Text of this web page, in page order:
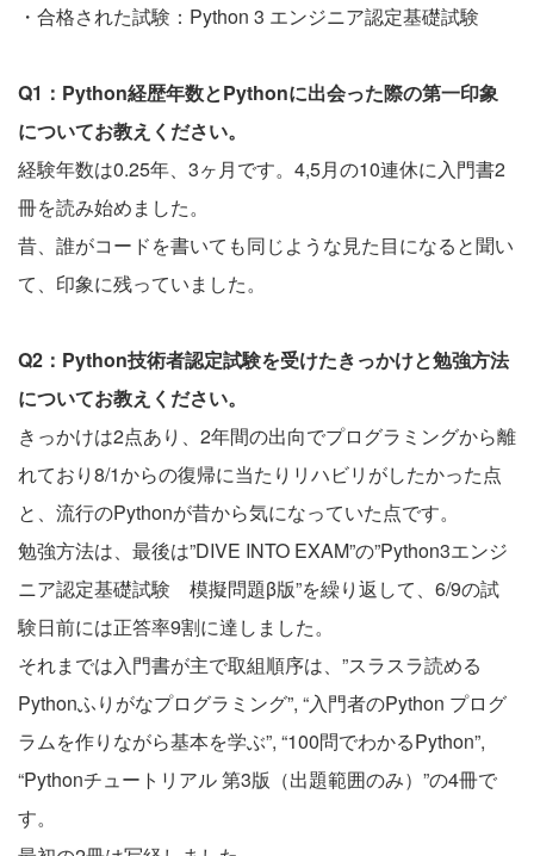
・合格された試験：Python 3 エンジニア認定基礎試験
Q1：Python経歴年数とPythonに出会った際の第一印象
についてお教えください。
経験年数は0.25年、3ヶ月です。4,5月の10連休に入門書2
冊を読み始めました。
昔、誰がコードを書いても同じような見た目になると聞い
て、印象に残っていました。
Q2：Python技術者認定試験を受けたきっかけと勉強方法
についてお教えください。
きっかけは2点あり、2年間の出向でプログラミングから離
れており8/1からの復帰に当たりリハビリがしたかった点
と、流行のPythonが昔から気になっていた点です。
勉強方法は、最後は”DIVE INTO EXAM”の”Python3エンジ
ニア認定基礎試験 模擬問題β版”を繰り返して、6/9の試
験日前には正答率9割に達しました。
それまでは入門書が主で取組順序は、”スラスラ読める
Pythonふりがなプログラミング”, “入門者のPython プログ
ラムを作りながら基本を学ぶ”, “100問でわかるPython”,
“Pythonチュートリアル 第3版（出題範囲のみ）”の4冊で
す。